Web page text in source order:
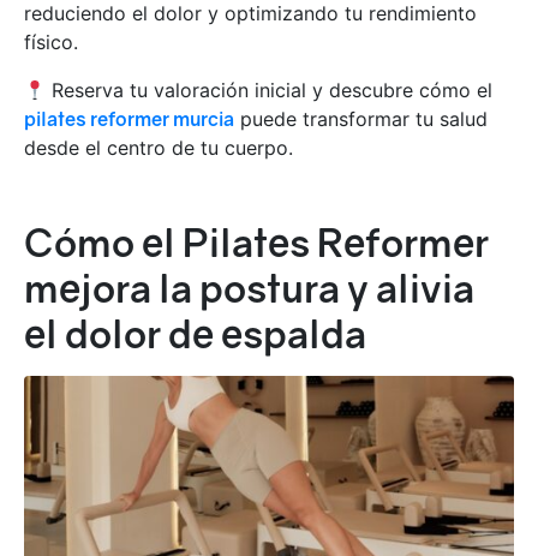
reduciendo el dolor y optimizando tu rendimiento
físico.
Reserva tu valoración inicial y descubre cómo el
pilates reformer murcia puede transformar tu salud
desde el centro de tu cuerpo.
Cómo el Pilates Reformer
mejora la postura y alivia
el dolor de espalda